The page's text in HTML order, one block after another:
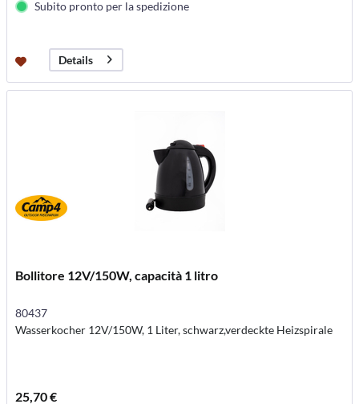
Subito pronto per la spedizione
Details
Bollitore 12V/150W, capacità 1 litro
80437
Wasserkocher 12V/150W, 1 Liter, schwarz,verdeckte Heizspirale
25,70 €